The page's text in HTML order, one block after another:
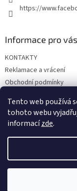
Tento web používá
tohoto webu
informacízde.
https://
Informace pro vás
KONTAKTY
Reklamace a vrácení
Obchodní podmínky
Doprava a platba